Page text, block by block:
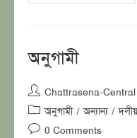
অনুগামী
Post
author:
Chattrasena-Central
Post
category:
অনুগামী / অন্যান্য /
Post0 Comments